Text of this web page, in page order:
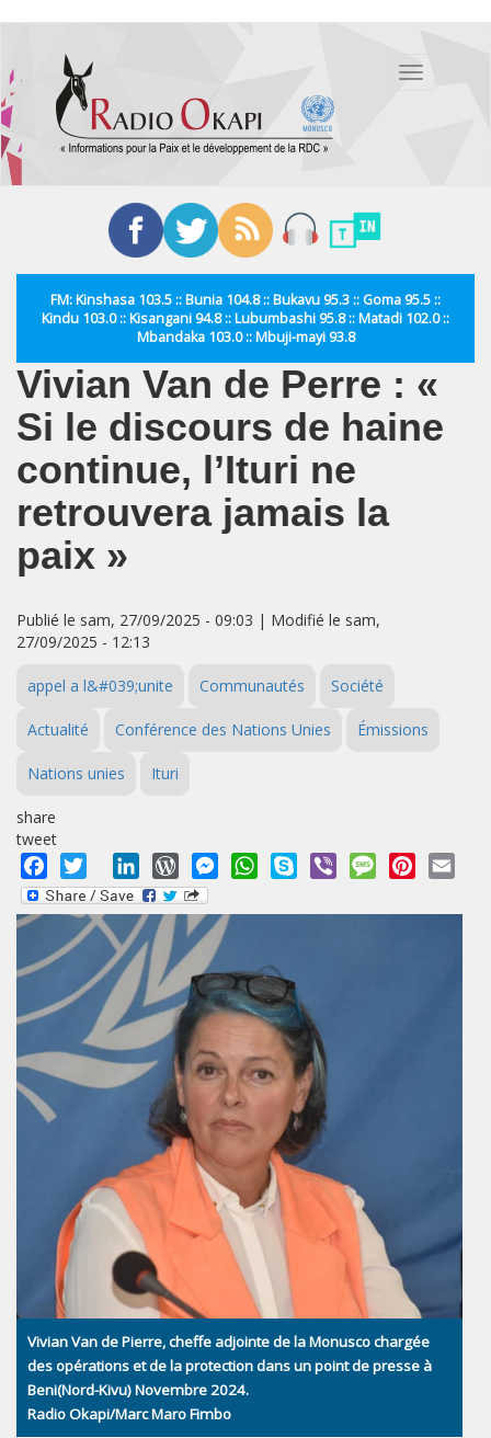
contenu
principal
Toggle
FM: Kinshasa 103.5 :: Bunia 104.8 :: Bukavu 95.3 :: Goma 95.5 ::
Kindu 103.0 :: Kisangani 94.8 :: Lubumbashi 95.8 :: Matadi 102.0 ::
Mbandaka 103.0 :: Mbuji-mayi 93.8
Vivian Van de Perre : «
Si le discours de haine
continue, l’Ituri ne
retrouvera jamais la
paix »
Publié le sam, 27/09/2025 - 09:03 | Modifié le sam,
27/09/2025 - 12:13
appel a l&#039;unite Communautés Société
Actualité Conférence des Nations Unies Émissions
Nations unies Ituri
share
tweet
Facebook
Twitter LinkedInWordPressMessengerWhatsApp
Skype Viber MessagePinterest
Vivian Van de Pierre, cheffe adjointe de la Monusco chargée
des opérations et de la protection dans un point de presse à
Beni(Nord-Kivu) Novembre 2024.
Radio Okapi/Marc Maro Fimbo